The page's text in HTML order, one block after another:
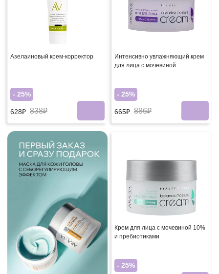
Азелаиновый крем-корректор
- 25%
628₽ 838₽
Интенсивно увлажняющий крем
для лица с мочевиной
- 25%
665₽ 886₽
Крем для лица с мочевиной 10%
и пребиотиками
- 25%